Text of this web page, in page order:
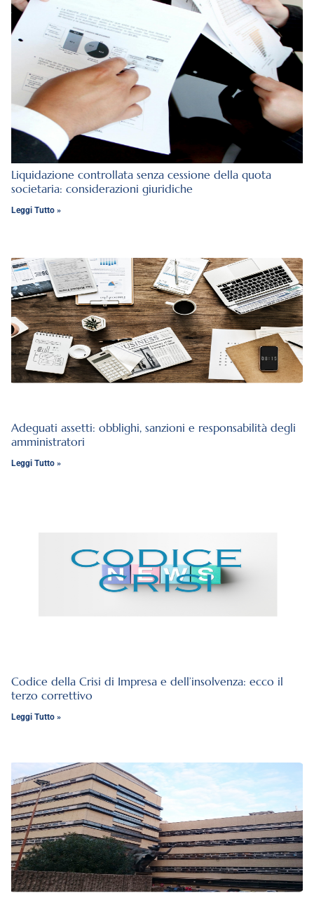
Liquidazione controllata senza cessione della quota
societaria: considerazioni giuridiche
Leggi Tutto »
Adeguati assetti: obblighi, sanzioni e responsabilità degli
amministratori
Leggi Tutto »
Codice della Crisi di Impresa e dell’insolvenza: ecco il
terzo correttivo
Leggi Tutto »